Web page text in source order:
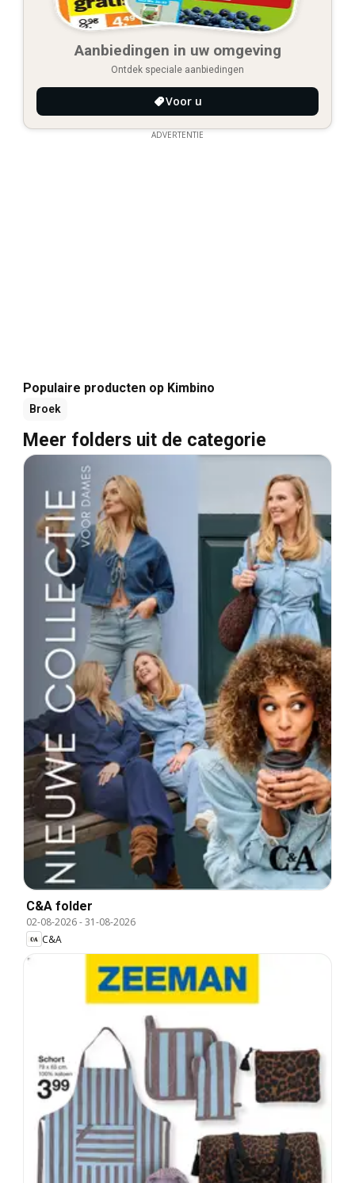
Aanbiedingen in uw omgeving
Ontdek speciale aanbiedingen
Voor u
ADVERTENTIE
Populaire producten op Kimbino
Broek
Meer folders uit de categorie
C&A folder
02-08-2026-31-08-2026
C&A